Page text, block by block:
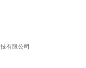
有限公司